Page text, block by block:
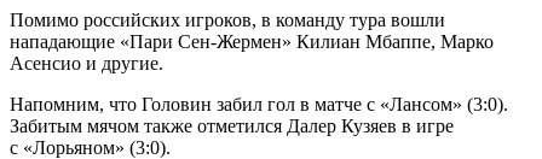
Помимо российских игроков, в команду тура вошли
нападающие «Пари Сен-Жермен» Килиан Мбаппе, Марко
Асенсио и другие.
Напомним, что Головин забил гол в матче с «Лансом» (3:0).
Забитым мячом также отметился Далер Кузяев в игре
с «Лорьяном» (3:0).